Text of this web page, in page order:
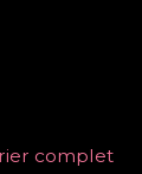
complet